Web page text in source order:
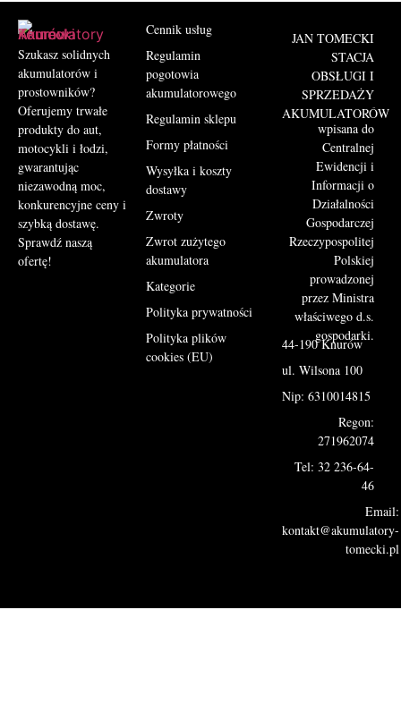
Szukasz solidnych
akumulatorów i
prostowników?
Oferujemy trwałe
produkty do aut,
motocykli i łodzi,
gwarantując
niezawodną moc,
konkurencyjne ceny i
szybką dostawę.
Sprawdź naszą
ofertę!
Cennik usług
Regulamin
pogotowia
akumulatorowego
Regulamin sklepu
Formy płatności
Wysyłka i koszty
dostawy
Zwroty
Zwrot zużytego
akumulatora
Kategorie
Polityka prywatności
Polityka plików
cookies (EU)
JAN TOMECKI
STACJA
OBSŁUGI I
SPRZEDAŻY
AKUMULATORÓW
wpisana do
Centralnej
Ewidencji i
Informacji o
Działalności
Gospodarczej
Rzeczypospolitej
Polskiej
prowadzonej
przez Ministra
właściwego d.s.
gospodarki.
44-190 Knurów
ul. Wilsona 100
Nip: 6310014815
Regon:
271962074
Tel: 32 236-64-
46
Email:
kontakt@akumulatory-
tomecki.pl